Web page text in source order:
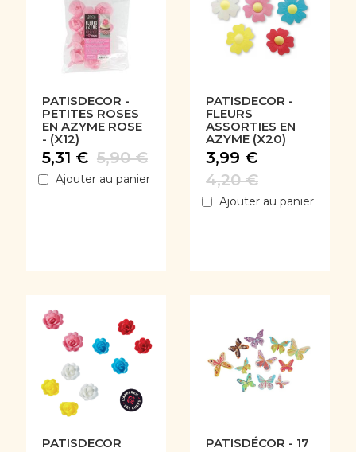
PATISDECOR -
PETITES ROSES
EN AZYME ROSE
- (X12)
5,31 € 5,90 €
Ajouter au panier
PATISDECOR -
FLEURS
ASSORTIES EN
AZYME (X20)
3,99 €
4,20 €
Ajouter au panier
PATISDECOR
PATISDÉCOR - 17